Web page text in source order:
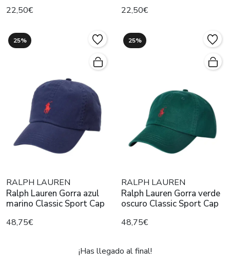
22,50€ 22,50€
25%
RALPH LAUREN
Ralph Lauren Gorra azul
marino Classic Sport Cap
48,75€
25%
RALPH LAUREN
Ralph Lauren Gorra verde
oscuro Classic Sport Cap
48,75€
¡Has llegado al final!